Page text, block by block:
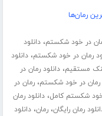
رمان‌ها
در خود شکستم،دانلود
رمان در خود شکستم،دانلود
مستقیم،دانلود رمان در
رمان در خود شکستم،رمان در
،دانلود رمان
رمان رایگان،رمان،دانلود